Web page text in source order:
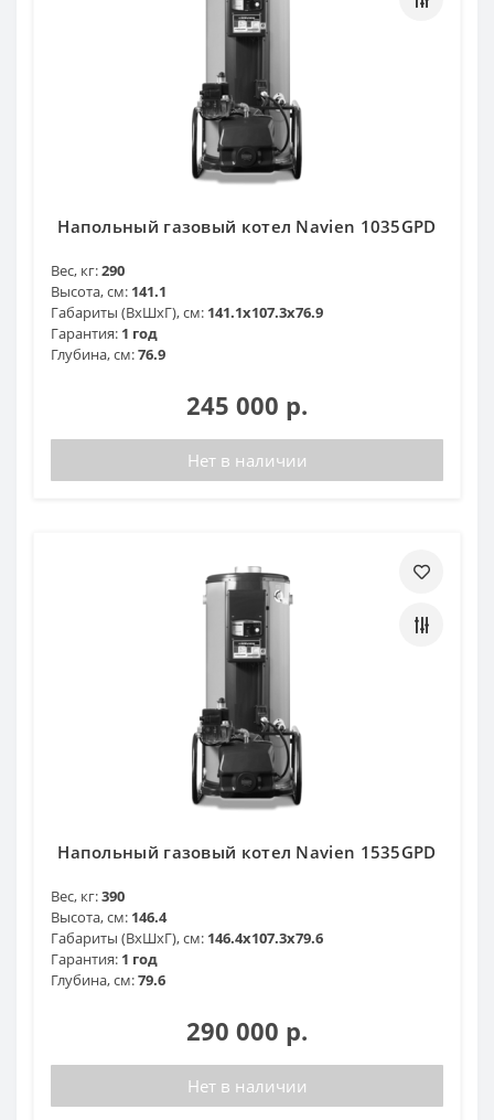
Напольный газовый котел Navien 1035GPD
Вес, кг:290
Высота, см: 141.1
Габариты (ВхШхГ), см: 141.1x107.3x76.9
Гарантия: 1 год
Глубина, см:76.9
245 000 р.
Нет в наличии
Напольный газовый котел Navien 1535GPD
Вес, кг:390
Высота, см: 146.4
Габариты (ВхШхГ), см: 146.4x107.3x79.6
Гарантия: 1 год
Глубина, см:79.6
290 000 р.
Нет в наличии